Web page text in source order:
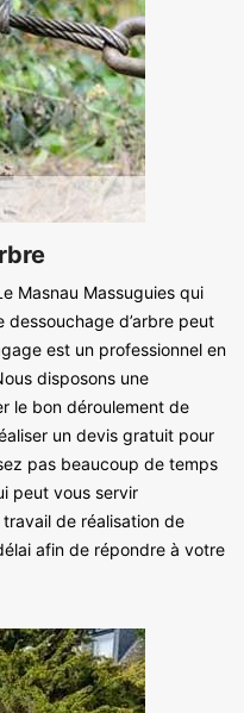
Masnau Massuguies qui
dessouchage d’arbre peut
est un professionnel en
disposons une
le bon déroulement de
un devis gratuit pour
pas beaucoup de temps
peut vous servir
de réalisation de
afin de répondre à votre